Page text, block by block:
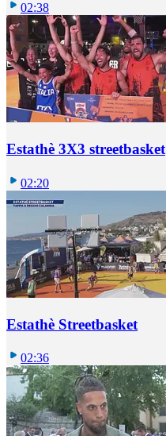
02:38
Estathè 3X3 streetbasket
02:20
Estathè Streetbasket
02:36